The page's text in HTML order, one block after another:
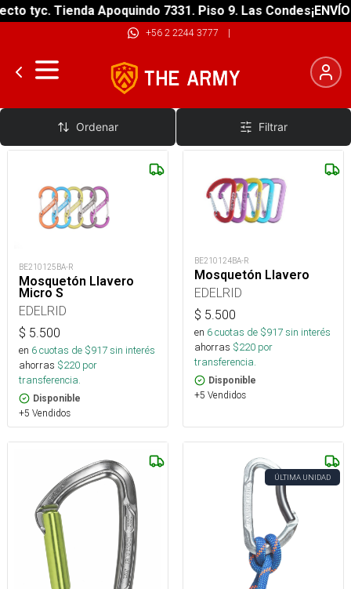
tyc. Tienda Apoquindo 7331. Piso 9. Las Condes¡ENVÍO
+56 2 2244 3777 |
Sin Seguro
Ordenar Filtrar
BE210125BA-R
Mosquetón Llavero
Micro S
EDELRID
$ 5.500
en 6cuotas de $917sin interés
ahorras $220 por
transferencia.
Disponible
+5 Vendidos
BE210124BA-R
Mosquetón Llavero
EDELRID
$ 5.500
en 6cuotas de $917sin interés
ahorras $220 por
transferencia.
Disponible
+5 Vendidos
ÚLTIMA UNIDAD